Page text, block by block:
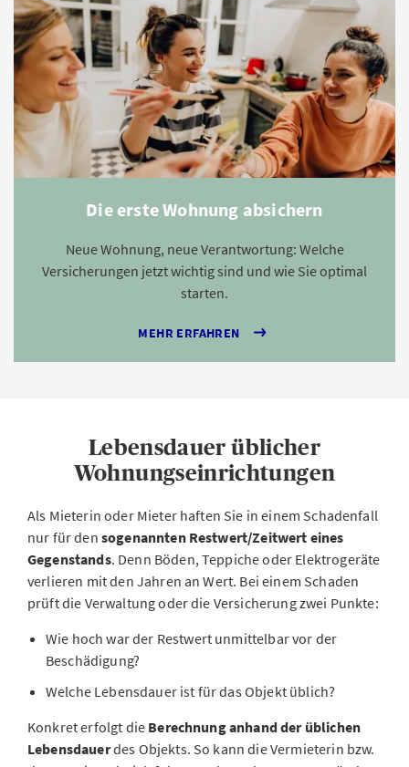
Die erste Wohnung absichern
Neue Wohnung, neue Verantwortung: Welche
Versicherungen jetzt wichtig sind und wie Sie optimal
starten.
MEHR ERFAHREN
Lebensdauer üblicher
Wohnungseinrichtungen
Als Mieterin oder Mieter haften Sie in einem Schadenfall
nur für den sogenannten Restwert/Zeitwert eines
Gegenstands. Denn Böden, Teppiche oder Elektrogeräte
verlieren mit den Jahren an Wert. Bei einem Schaden
prüft die Verwaltung oder die Versicherung zwei Punkte:
Wie hoch war der Restwert unmittelbar vor der
Beschädigung?
Welche Lebensdauer ist für das Objekt üblich?
Konkret erfolgt die Berechnung anhand der üblichen
Lebensdauerdes Objekts. So kann die Vermieterin bzw.